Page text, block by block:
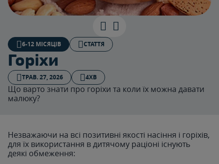
6-12 МІСЯЦІВ СТАТТЯ
Горіхи
ТРАВ. 27, 2026 4ХВ
Що варто знати про горіхи та коли їх можна давати
малюку?
Незважаючи на всі позитивні якості насіння і горіхів,
для їх використання в дитячому раціоні існують
деякі обмеження: